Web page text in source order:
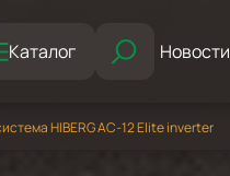
Каталог Новости
HIBERG AC-12 Elite inverter